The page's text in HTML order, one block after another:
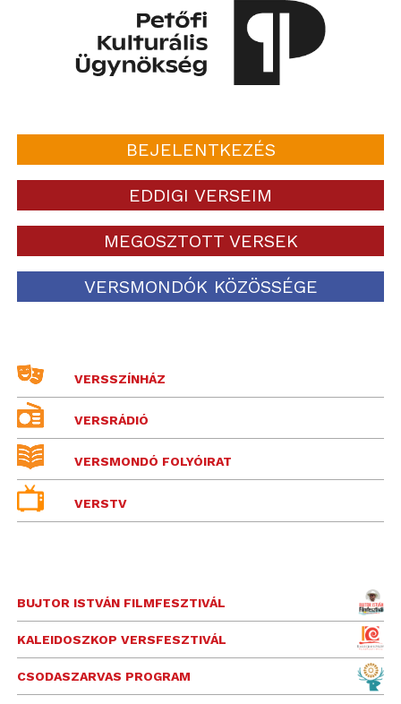
BEJELENTKEZÉS
EDDIGI VERSEIM
MEGOSZTOTT VERSEK
VERSMONDÓK KÖZÖSSÉGE
VERSSZÍNHÁZ
VERSRÁDIÓ
VERSMONDÓ FOLYÓIRAT
VERSTV
BUJTOR ISTVÁN FILMFESZTIVÁL
KALEIDOSZKOP VERSFESZTIVÁL
CSODASZARVAS PROGRAM